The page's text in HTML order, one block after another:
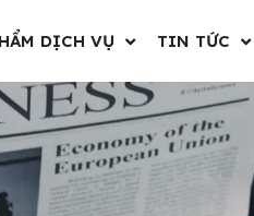
DỊCH VỤ TIN TỨC